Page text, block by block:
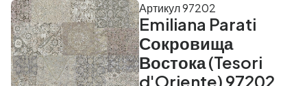
Emiliana Parati
Сокровища
Востока (Tesori
d'Oriente) 97202
Артикул 97202